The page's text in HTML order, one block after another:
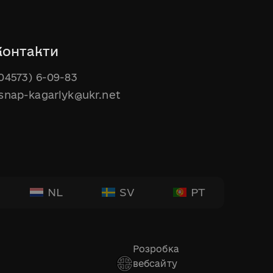
6-09-83
kagarlyk@ukr.net
NL SV PT
Розробка
вебсайту